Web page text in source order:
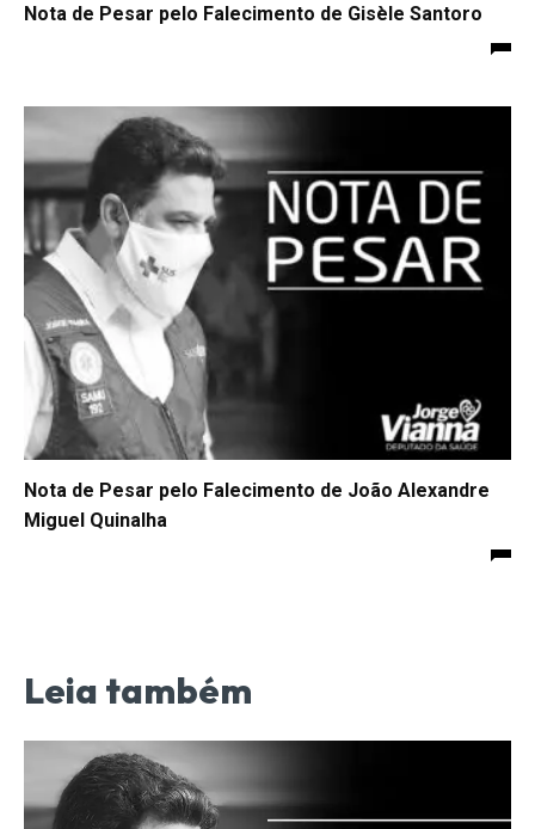
Nota de Pesar pelo Falecimento de Gisèle Santoro
Nota de Pesar pelo Falecimento de João Alexandre
Miguel Quinalha
Leia também